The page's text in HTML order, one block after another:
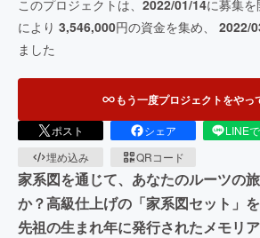
このプロジェクトは、 2022/01/14に募集を
により 3,546,000円の資金を集め、 2022/
ました
もう一度プロジェクトをやっ
ポスト シェア LINE
埋め込み
QRコード
家系図を通じて、あなたのルーツの
か？高級仕上げの「家系図セット」
先祖の生まれ年に発行されたメモリ